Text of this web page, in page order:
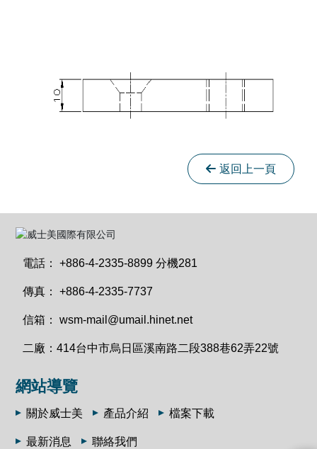
返回上一頁
電話：+886-4-2335-8899 分機281
傳真：+886-4-2335-7737
信箱：wsm-mail@umail.hinet.net
二廠：414台中市烏日區溪南路二段388巷62弄22號
網站導覽
關於威士美 產品介紹 檔案下載
最新消息 聯絡我們